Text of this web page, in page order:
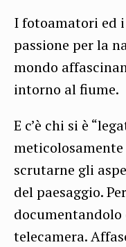
I fotoamatori ed
passione per la
mondo
intorno al fiume.
E c’è chi si è
scrutarne gli
del paesaggio.
telecamera.